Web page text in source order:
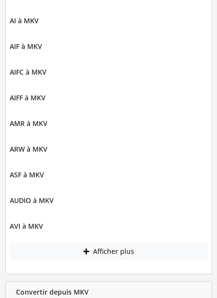
AI à MKV
AIF à MKV
AIFC à MKV
AIFF à MKV
AMR à MKV
ARW à MKV
ASF à MKV
AUDIO à MKV
AVI à MKV
Afficher plus
Convertir depuis MKV